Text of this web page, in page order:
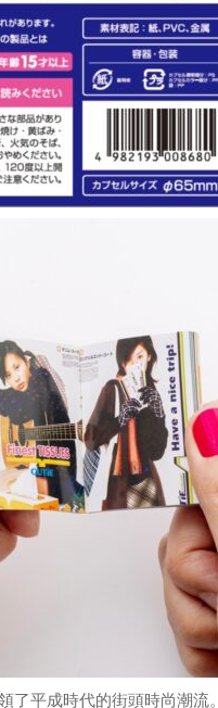
了平成時代的街頭時尚潮流。